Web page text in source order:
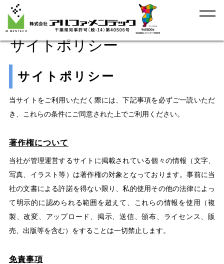
サイトポリシー
サイトポリシー
当サイトをご利用いただく際には、下記事項を必ずご一読いただ
き、これらの条件にご同意された上でご利用ください。
著作権について
当社が管理運営するサイトに掲載されている個々の情報（文字、
写真、イラスト等）は著作権の対象となっております。事前に当
社の文書による許諾を得ない限り、私的使用その他の法律によっ
て明示的に認められる範囲を超えて、これらの情報を使用（複
製、改変、アップロード、掲示、送信、頒布、ライセンス、販
売、出版等を含む）をすることは一切禁止します。
免責事項